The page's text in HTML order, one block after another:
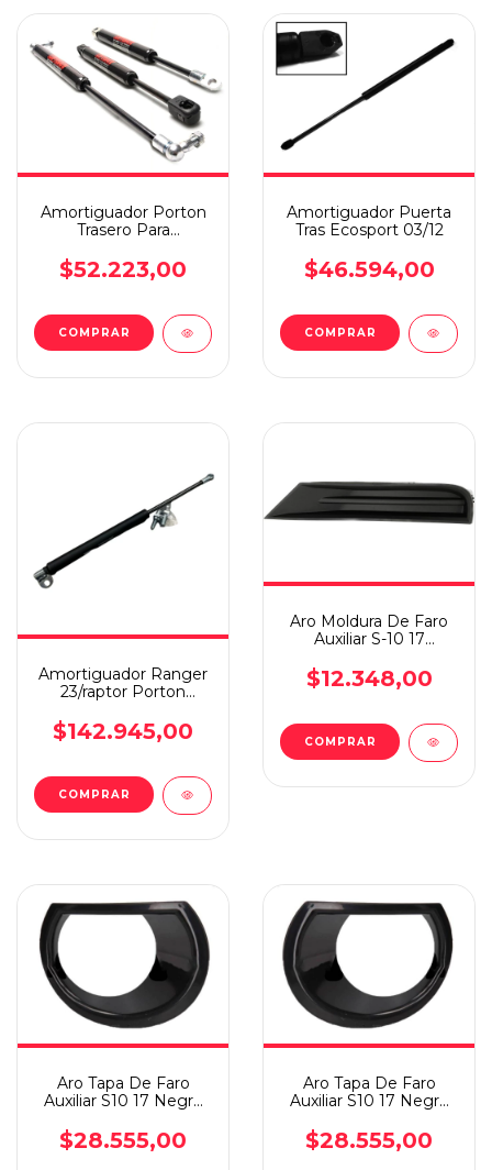
Amortiguador Porton
Trasero Para
$52.223,00
COMPRAR
Amortiguador Puerta
Tras Ecosport 03/12
$46.594,00
COMPRAR
Amortiguador Ranger
23/raptor Porton
$142.945,00
COMPRAR
Aro Moldura De Faro
Auxiliar S-10 17
$12.348,00
COMPRAR
Aro Tapa De Faro
Auxiliar S10 17 Negro
$28.555,00
Aro Tapa De Faro
Auxiliar S10 17 Negro
$28.555,00